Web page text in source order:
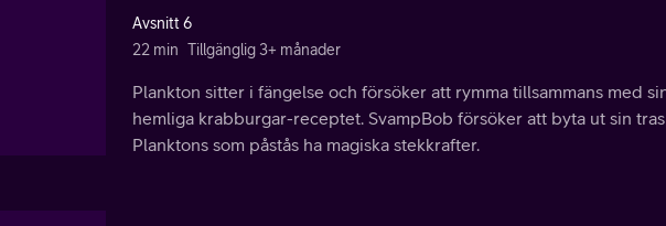
Avsnitt 6
22 min Tillgänglig 3+ månader
Plankton sitter i fängelse och försöker att rymma tillsammans med
hemliga krabburgar-receptet. SvampBob försöker att byta ut sin
Planktons som påstås ha magiska stekkrafter.